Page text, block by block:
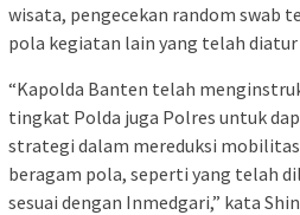
wisata, pengecekan random swab
pola kegiatan lain yang telah
“Kapolda Banten telah
tingkat Polda juga Polres untuk
strategi dalam mereduksi
beragam pola, seperti yang telah
sesuai dengan Inmedgari,” kata